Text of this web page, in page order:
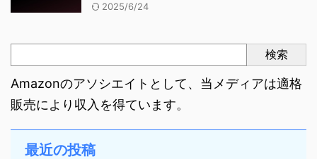
2025/6/24
検索
Amazonのアソシエイトとして、当メディアは適格
販売により収入を得ています。
最近の投稿